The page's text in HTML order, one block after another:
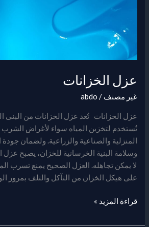
عزل الخزانات
غير مصنف /
abdo
عزل الخزانات تُعد عزل الخزانات من البنى
تُستخدم لتخزين المياه سواء لأغراض الشرب
المنزلية والصناعية والزراعية. ولضمان جودة
وسلامة البنية الخرسانية للخزان، يصبح عزل
لا يمكن تجاهله. العزل الصحيح يمنع تسرب
على هيكل الخزان من التآكل والتلف بمرور
قراءة المزيد »